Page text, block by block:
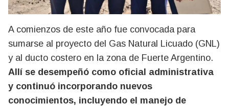
A comienzos de este año fue convocada para
sumarse al proyecto del Gas Natural Licuado (GNL)
y al ducto costero en la zona de Fuerte Argentino.
Allí se desempeñó como oficial administrativa
y continuó incorporando nuevos
conocimientos, incluyendo el manejo de